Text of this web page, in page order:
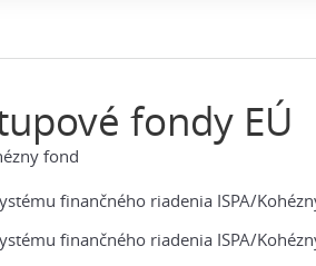
fondy EÚ
fond
finančného riadenia ISPA/
finančného riadenia ISPA/